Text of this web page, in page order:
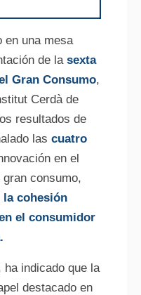
en una mesa
de lasexta
Gran Consumo,
Cerdà de
resultados de
las cuatro
en el
consumo,
cohesión
el consumidor
ha indicado que la
destacado en